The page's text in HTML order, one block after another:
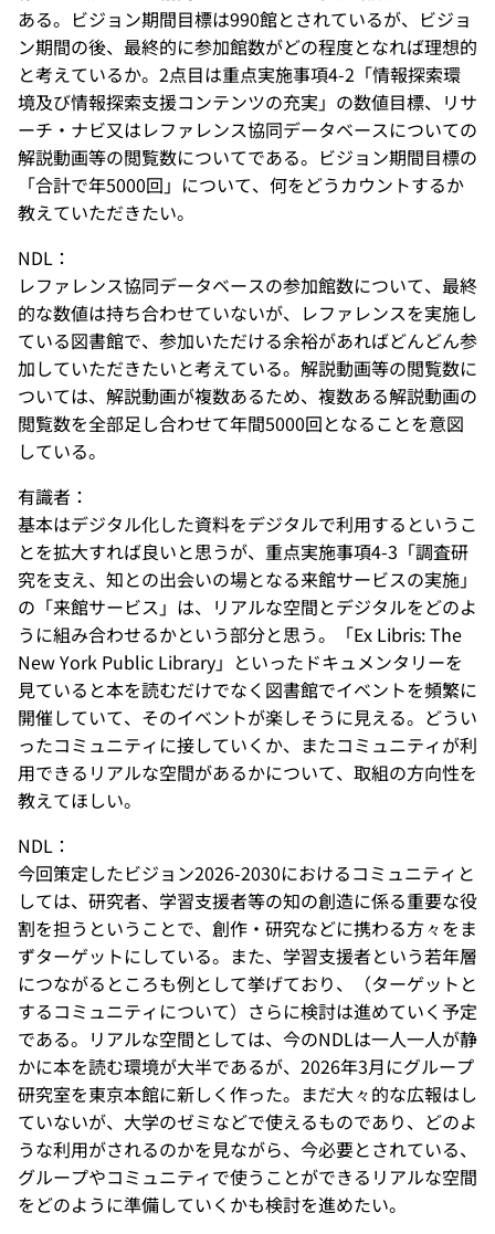
ある。ビジョン期間目標は990館とされているが、ビジョ
ン期間の後、最終的に参加館数がどの程度となれば理想的
と考えているか。2点目は重点実施事項4-2「情報探索環
境及び情報探索支援コンテンツの充実」の数値目標、リサ
ーチ・ナビ又はレファレンス協同データベースについての
解説動画等の閲覧数についてである。ビジョン期間目標の
「合計で年5000回」について、何をどうカウントするか
教えていただきたい。
NDL：
レファレンス協同データベースの参加館数について、最終
的な数値は持ち合わせていないが、レファレンスを実施し
ている図書館で、参加いただける余裕があればどんどん参
加していただきたいと考えている。解説動画等の閲覧数に
ついては、解説動画が複数あるため、複数ある解説動画の
閲覧数を全部足し合わせて年間5000回となることを意図
している。
有識者：
基本はデジタル化した資料をデジタルで利用するというこ
とを拡大すれば良いと思うが、重点実施事項4-3「調査研
究を支え、知との出会いの場となる来館サービスの実施」
の「来館サービス」は、リアルな空間とデジタルをどのよ
うに組み合わせるかという部分と思う。「Ex Libris: The
New York Public Library」といったドキュメンタリーを
見ていると本を読むだけでなく図書館でイベントを頻繁に
開催していて、そのイベントが楽しそうに見える。どうい
ったコミュニティに接していくか、またコミュニティが利
用できるリアルな空間があるかについて、取組の方向性を
教えてほしい。
NDL：
今回策定したビジョン2026-2030におけるコミュニティと
しては、研究者、学習支援者等の知の創造に係る重要な役
割を担うということで、創作・研究などに携わる方々をま
ずターゲットにしている。また、学習支援者という若年層
につながるところも例として挙げており、（ターゲットと
するコミュニティについて）さらに検討は進めていく予定
である。リアルな空間としては、今のNDLは一人一人が静
かに本を読む環境が大半であるが、2026年3月にグループ
研究室を東京本館に新しく作った。まだ大々的な広報はし
ていないが、大学のゼミなどで使えるものであり、どのよ
うな利用がされるのかを見ながら、今必要とされている、
グループやコミュニティで使うことができるリアルな空間
をどのように準備していくかも検討を進めたい。